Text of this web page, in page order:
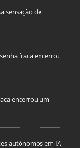
sensação de
fraca encerrou
encerrou um
autônomos em IA